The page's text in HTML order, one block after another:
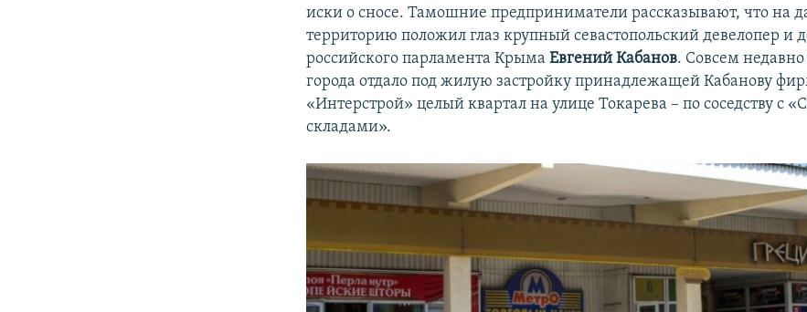
иски о сносе. Тамошние предприниматели рассказывают, что на
территорию положил глаз крупный севастопольский девелопер и
российского парламента КрымаЕвгений Кабанов. Совсем недавно
города отдало под жилую застройку принадлежащей Кабанову
«Интерстрой» целый квартал на улице Токарева – по соседству с
складами».